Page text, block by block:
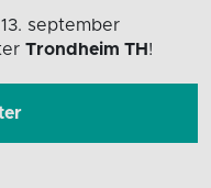
september
Trondheim TH !